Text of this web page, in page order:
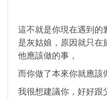
這不就是你現在遇到的
是灰姑娘，原因就只在
他應該做的事，
而你做了本來你就應該
我很想建議你，好好跟